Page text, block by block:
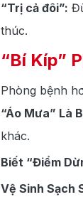
“Trị cả đôi”:
thúc.
“Bí Kíp”
Phòng bệnh
“Áo Mưa” Là
khác.
Biết “Điểm
Vệ Sinh Sạch